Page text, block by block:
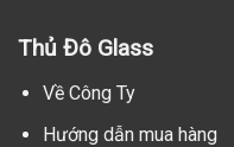
Thủ Đô Glass
Về Công Ty
Hướng dẫn mua hàng